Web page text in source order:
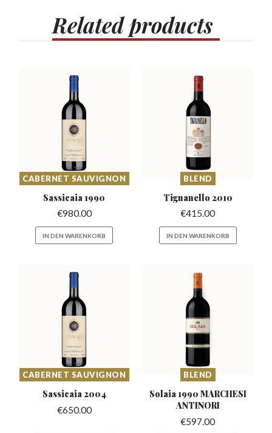
Relatedproducts
CABERNET SAUVIGNON
Sassicaia 1990
€980.00
IN DEN WARENKORB
BLEND
Tignanello 2010
€415.00
IN DEN WARENKORB
CABERNET SAUVIGNON
Sassicaia 2004
€650.00
BLEND
Solaia 1990 MARCHESI
ANTINORI
€597.00